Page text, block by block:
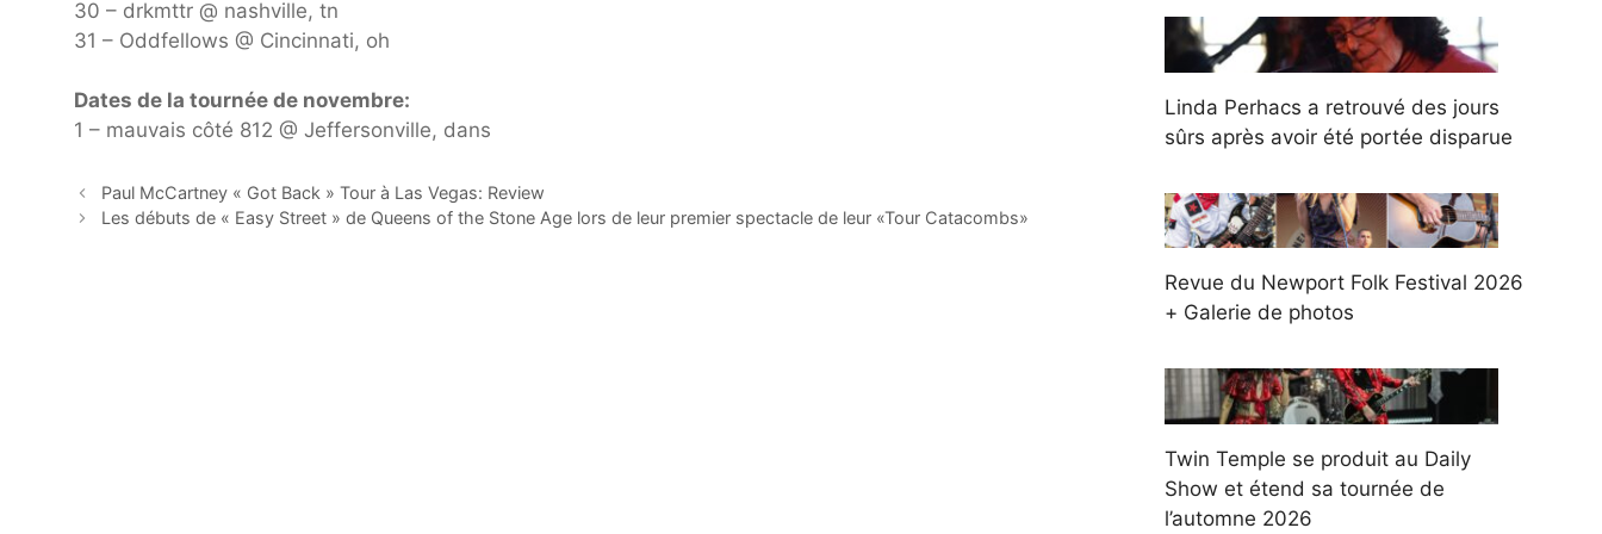
30 – drkmttr @ nashville, tn
31 – Oddfellows @ Cincinnati, oh
Dates de la tournée de novembre:
1 – mauvais côté 812 @ Jeffersonville, dans
Paul McCartney « Got Back » Tour à Las Vegas: Review
Les débuts de « Easy Street » de Queens of the Stone Age lors de leur premier spectacle de leur «Tour Catacombs»
Linda Perhacs a retrouvé des jours
sûrs après avoir été portée disparue
Revue du Newport Folk Festival 2026
+ Galerie de photos
Twin Temple se produit au Daily
Show et étend sa tournée de
l’automne 2026